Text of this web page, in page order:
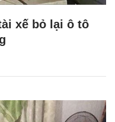
xế bỏ lại ô tô